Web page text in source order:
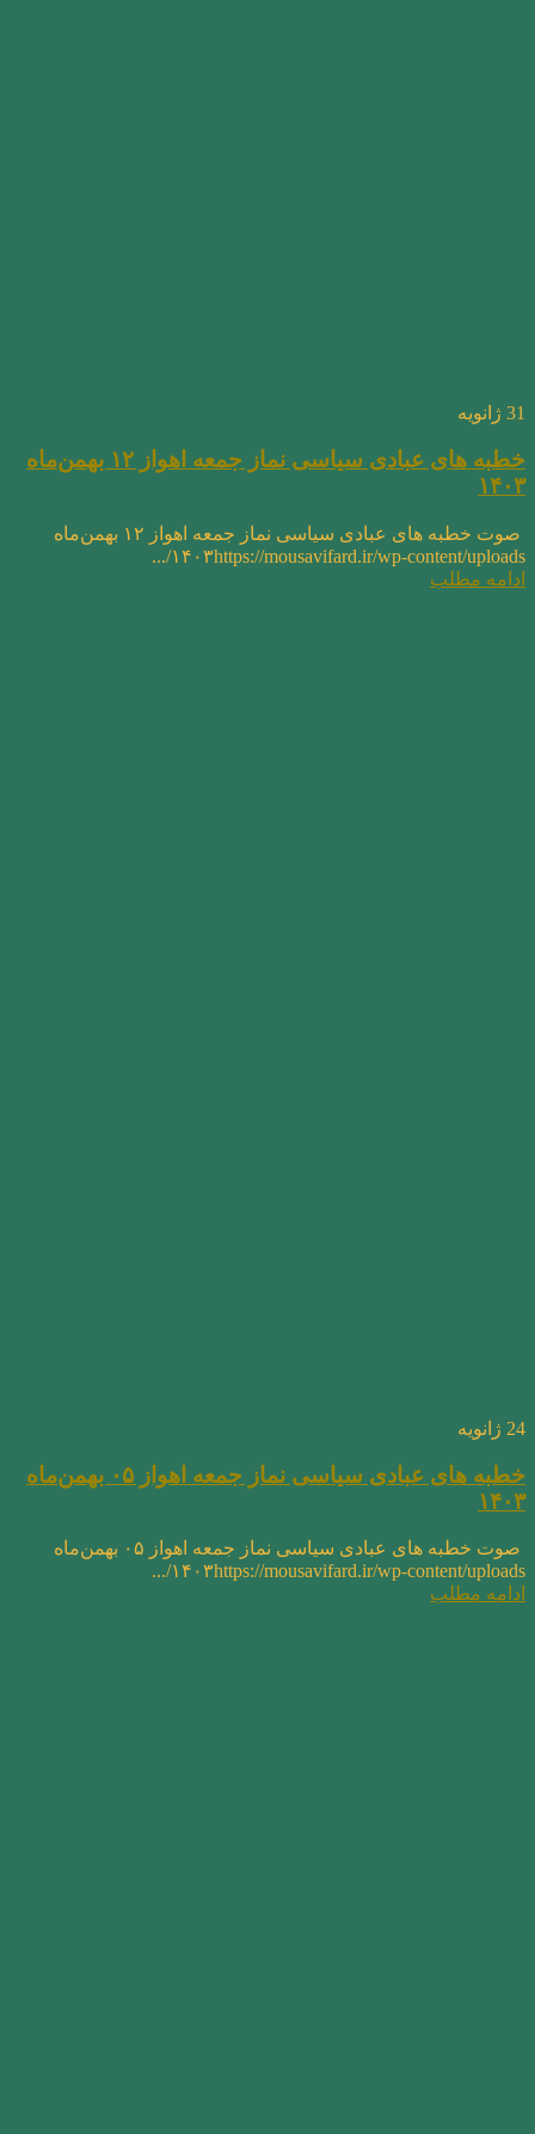
31 ژانویه
خطبه های عبادی سیاسی نماز جمعه اهواز ۱۲ بهمن‌ماه
۱۴۰۳
صوت خطبه های عبادی سیاسی نماز جمعه اهواز ۱۲ بهمن‌ماه
۱۴۰۳https://mousavifard.ir/wp-content/uploads/...
ادامه مطلب
24 ژانویه
خطبه های عبادی سیاسی نماز جمعه اهواز ۰۵ بهمن‌ماه
۱۴۰۳
صوت خطبه های عبادی سیاسی نماز جمعه اهواز ۰۵ بهمن‌ماه
۱۴۰۳https://mousavifard.ir/wp-content/uploads/...
ادامه مطلب